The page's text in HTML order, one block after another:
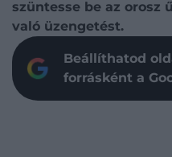
szüntesse be az orosz
való üzengetést.
Beállíthatod
forrásként a